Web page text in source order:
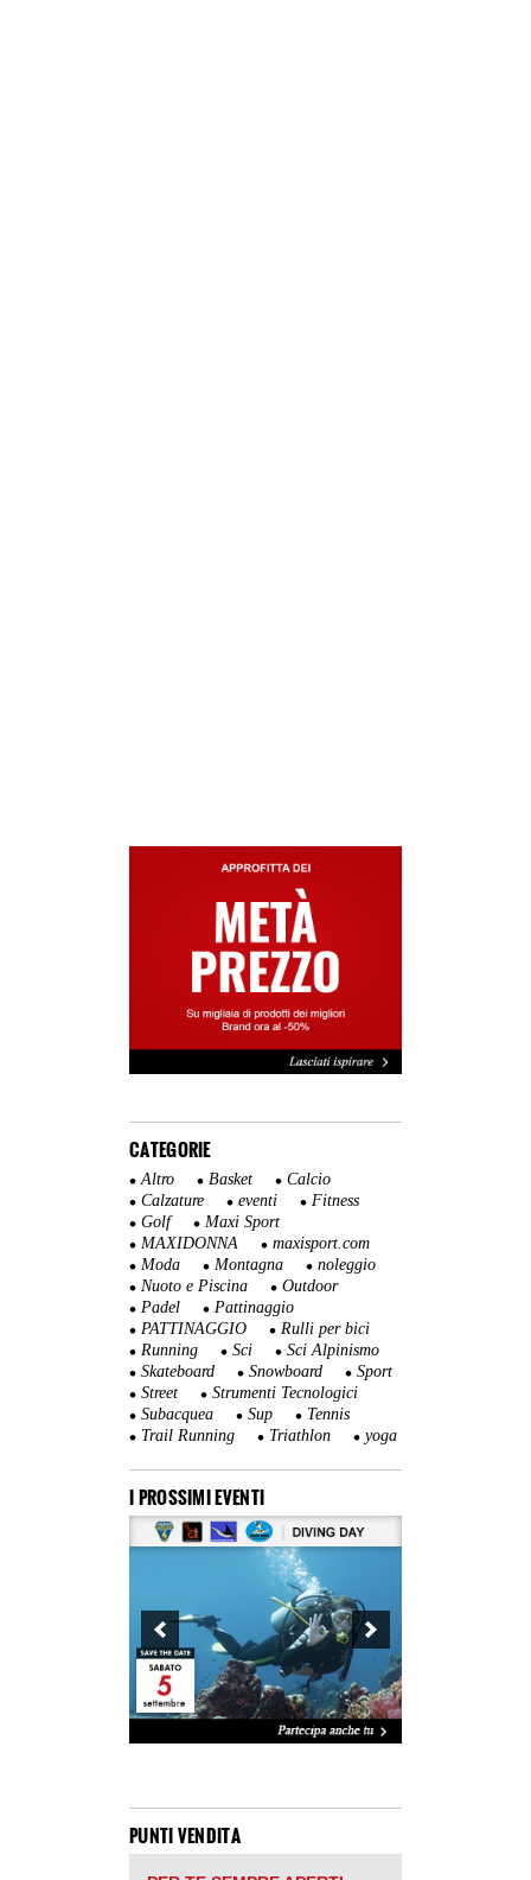
CATEGORIE
Altro Basket
Calcio
Calzature
eventi
Fitness
Golf
Maxi Sport
MAXIDONNA
maxisport.com
Moda
Montagna
noleggio
Nuoto e Piscina
Outdoor
Padel
Pattinaggio
PATTINAGGIO
Rulli per bici
Running
Sci
Sci Alpinismo
Skateboard
Snowboard
Sport
Street
Strumenti Tecnologici
Subacquea
Sup
Tennis
Trail Running
Triathlon yoga
I PROSSIMI EVENTI
PUNTI VENDITA